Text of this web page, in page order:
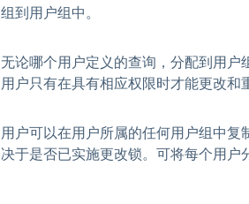
组到用户组中。
无论哪个用户定义的查询，分配到用户
用户只有在具有相应权限时才能更改和
用户可以在用户所属的任何用户组中
决于是否已实施更改锁。可将每个用户